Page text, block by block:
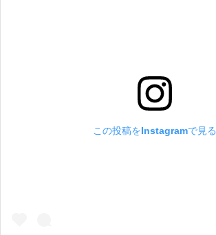
この投稿をInstagramで見る